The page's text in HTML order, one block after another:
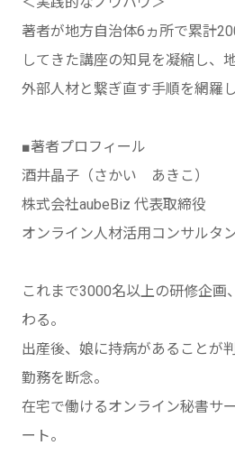
著者が地方自治体6ヵ所で累計
してきた講座の知見を凝縮し、
外部人材と繋ぎ直す手順を網羅し
■著者プロフィール
酒井晶子（さかい あきこ）
株式会社aubeBiz 代表取締役
オンライン人材活用コンサルタ
これまで3000名以上の研修企画
わる。
出産後、娘に持病があることが
勤務を断念。
在宅で働けるオンライン秘書サ
ート。